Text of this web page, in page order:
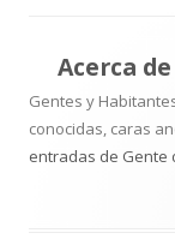
Acerca de
Gentes y
conocidas, caras
entradas de Gente